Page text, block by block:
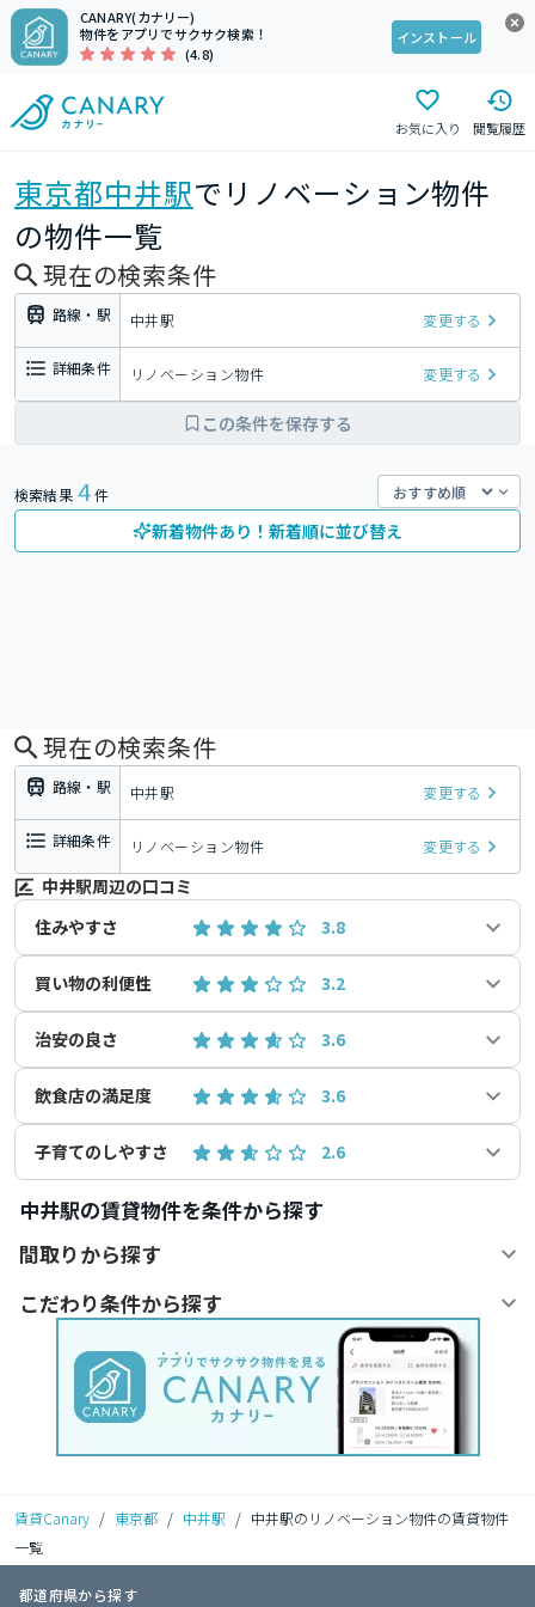
CANARY(カナリー)
物件をアプリでサクサク検索！
(4.8)
インストール
お気に入り 閲覧履歴
東京都中井駅でリノベーション物件
の物件一覧
現在の検索条件
路線・駅 中井駅 変更する
詳細条件 リノベーション物件 変更する
この条件を保存する
検索結果 4件
新着物件あり！新着順に並び替え
現在の検索条件
路線・駅 中井駅 変更する
詳細条件 リノベーション物件 変更する
中井駅周辺の口コミ
住みやすさ
3.8
買い物の利便性 3.2
治安の良さ 3.6
飲食店の満足度 3.6
子育てのしやすさ 2.6
中井駅の賃貸物件を条件から探す
間取りから探す
こだわり条件から探す
賃貸Canary / 東京都 / 中井駅 / 中井駅のリノベーション物件の賃貸物件
一覧
都道府県から探す